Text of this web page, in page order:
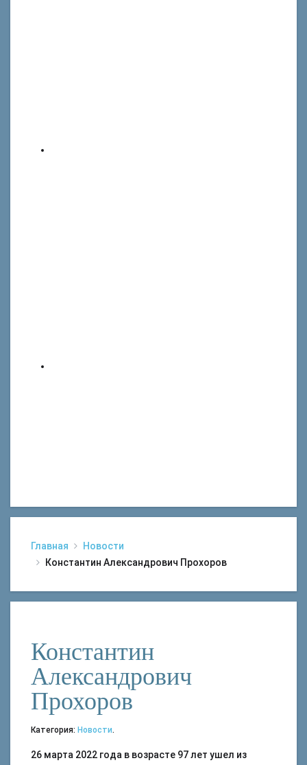
Главная
Новости
Константин Александрович Прохоров
Константин
Александрович
Прохоров
Категория: Новости.
26 марта 2022 года в возрасте 97 лет ушел из